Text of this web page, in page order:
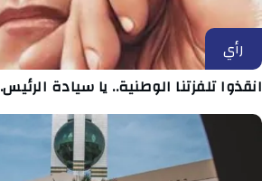
رأي
انقذوا تلفزتنا الوطنية.. يا سيادة الرئيس.